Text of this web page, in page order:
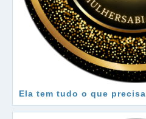
Ela tem tudo o que precisa